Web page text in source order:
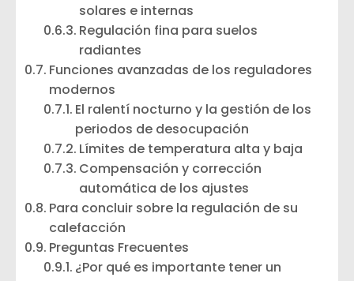
solares e internas
Regulación fina para suelos
radiantes
Funciones avanzadas de los reguladores
modernos
El ralentí nocturno y la gestión de los
periodos de desocupación
Límites de temperatura alta y baja
Compensación y corrección
automática de los ajustes
Para concluir sobre la regulación de su
calefacción
Preguntas Frecuentes
¿Por qué es importante tener un